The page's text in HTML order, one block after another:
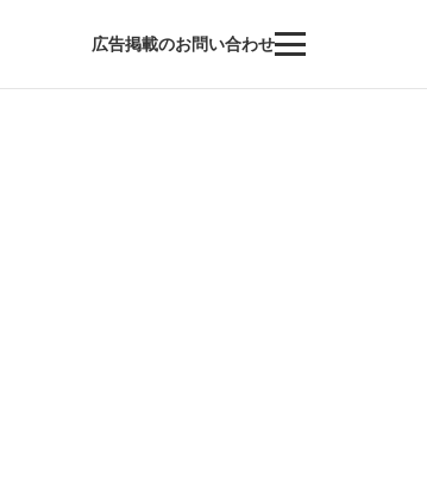
広告掲載のお問い合わせ